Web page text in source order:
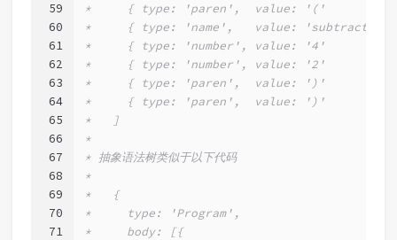
59
60
61
62
63
64
65
66
67
68
69
70
71
*     { type: 'paren',  value: '('        },
*     { type: 'name',   value: 'subtract' },
*     { type: 'number', value: '4'        },
*     { type: 'number', value: '2'        },
*     { type: 'paren',  value: ')'        },
*     { type: 'paren',  value: ')'        },
*   ]
*
* 抽象语法树类似于以下代码
*
*   {
*     type: 'Program',
*     body: [{